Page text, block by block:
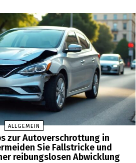
ALLGEMEIN
zur Autoverschrottung in
Sie Fallstricke und
reibungslosen Abwicklung